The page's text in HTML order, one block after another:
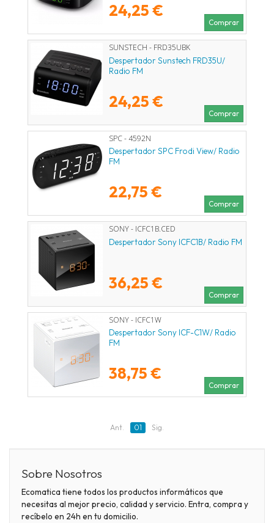
24,25 €
Comprar
SUNSTECH - FRD35UBK
Despertador Sunstech FRD35U/
Radio FM
24,25 €
Comprar
SPC - 4592N
Despertador SPC Frodi View/ Radio
FM
22,75 €
Comprar
SONY - ICFC1B.CED
Despertador Sony ICFC1B/ Radio FM
36,25 €
Comprar
SONY - ICFC1W
Despertador Sony ICF-C1W/ Radio
FM
38,75 €
Comprar
Ant. 01 Sig.
Sobre Nosotros
Ecomatica tiene todos los productos informáticos que
necesitas al mejor precio, calidad y servicio. Entra, compra y
recíbelo en 24h en tu domicilio.